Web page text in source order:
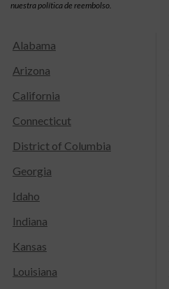
nuestra política de reembolso.
Alabama
Arizona
California
Connecticut
District of Columbia
Georgia
Idaho
Indiana
Kansas
Louisiana